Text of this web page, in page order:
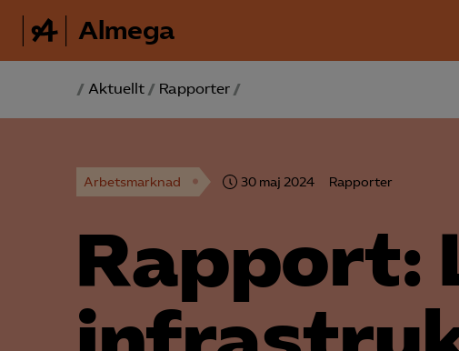
Almega
/ Aktuellt / Rapporter /
Arbetsmarknad 30 maj 2024 Rapporter
Rapport: